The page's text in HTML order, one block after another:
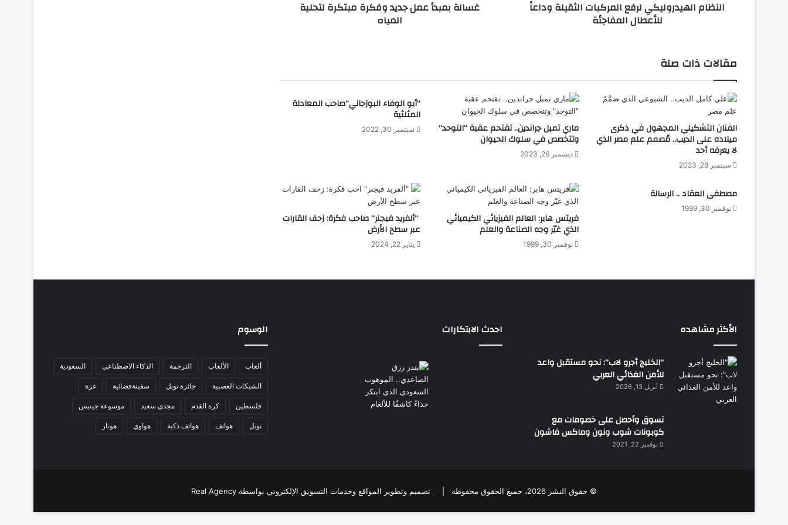
ي
ك
ي
ل
ف
ع
ا
ل
ر
ة
ا
ع
اً
ل
م
النظام الهيدروليكي لرفع المركبات الثقيلة وداعاً
للأعطال المفاجئة
ي
ف
ك
ر
ت
ك
ر
ة
ل
غسالة بمبدأ عمل جديد وفكرة مبتكرة لتحلية
المياه
مقالات ذات صلة
الفنان التشكيلي المجهول في ذكرى
ميلاده على الديب.. مُصمم علم مصر الذي
لا يعرفه أحد
سبتمبر 28, 2023
ماري تمبل جراندين.. تقتحم عقبة “التوحد”
وتتخصص في سلوك الحيوان
ديسمبر 26, 2023
“أبو الوفاء البوزجاني”صاحب المعادلة
المثلثية
سبتمبر 30, 2022
مصطفى العقاد .. الرسالة
نوفمبر 30, 1999
فريتس هابر: العالم الفيزيائي الكيميائي
الذي غيّر وجه الصناعة والعلم
نوفمبر 30, 1999
“ألفريد فيجنر” صاحب فكرة: زحف القارات
عبر سطح الأرض
يناير 22, 2024
الأكثر مشاهده
“الخليج أجرو لاب”: نحو مستقبل واعد
للأمن الغذائي العربي
أبريل 13, 2026
تسوق وأحصل على خصومات مع
كوبونات شوب ونون وماكس فاشون
نوفمبر 22, 2021
احدث الابتكارات الوسوم
ألعاب الألعاب الترجمة الذكاء الاصطناعي السعودية
الشبكات العصبية جائزة نوبل سفينةفضائية غزة
فلسطين كرة القدم مجدي سعيد موسوعة جينيس
نوبل هواتف هواتف ذكية هواوي هونار
© حقوق النشر 2026، جميع الحقوق محفوظة | تصميم وتطوير المواقع وخدمات التسويق الإلكتروني بواسطة Real Agency